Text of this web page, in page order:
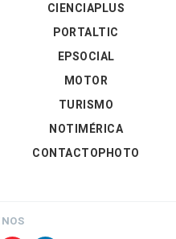
CIENCIAPLUS
PORTALTIC
EPSOCIAL
MOTOR
TURISMO
NOTIMÉRICA
CONTACTOPHOTO